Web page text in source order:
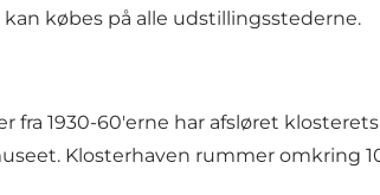
købes på alle udstillingsstederne.
1930-60'erne har afsløret
Klosterhaven rummer omkring